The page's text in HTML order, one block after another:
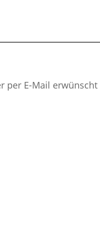
per E-Mail erwünscht